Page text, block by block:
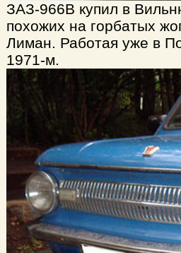
ЗАЗ-966В купил в
похожих на горбатых
Лиман. Работая уже в
1971-м.